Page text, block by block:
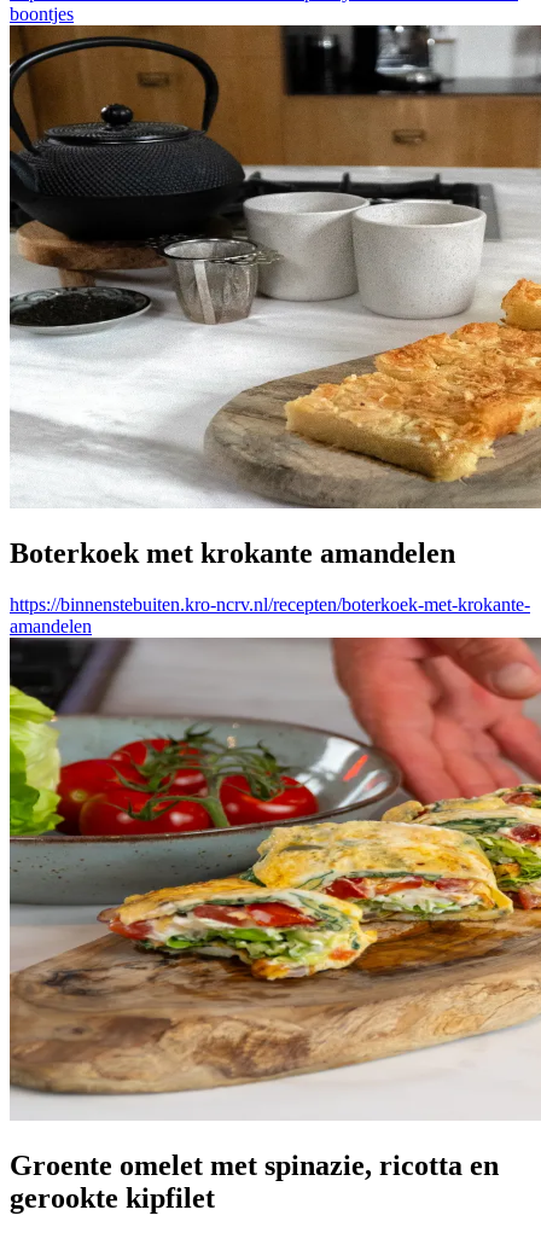
boontjes
Boterkoek met krokante amandelen
https://binnenstebuiten.kro-ncrv.nl/recepten/boterkoek-met-krokante-
amandelen
Groente omelet met spinazie, ricotta en
gerookte kipfilet